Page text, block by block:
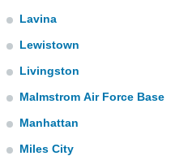
Lavina
Lewistown
Livingston
Malmstrom Air Force Base
Manhattan
Miles City